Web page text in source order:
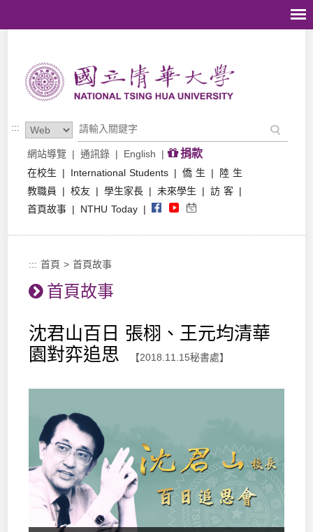
:::
網站導覽 | 通訊錄 | English | 捐款
在校生 | International Students | 僑 生 |
陸 生
教職員
| 校友 | 學生家長 | 未來學生 | 訪 客 |
首頁故事 | NTHU Today |
::: 首頁 >首頁故事
首頁故事
沈君山百日 張栩、王元均清華
園對弈追思
【2018.11.15秘書處】